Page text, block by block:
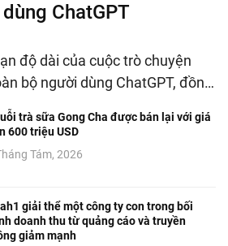
ChatGPT
độ dài của cuộc trò chuyện
bộ người dùng ChatGPT, đồn…
trà sữa Gong Cha được bán lại với giá
600 triệu USD
Tám, 2026
giải thể một công ty con trong bối
doanh thu từ quảng cáo và truyền
giảm mạnh